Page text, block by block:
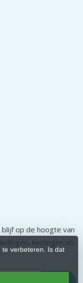
te verbeteren. Is dat
op de hoogte van
kortingen en
Abonneer